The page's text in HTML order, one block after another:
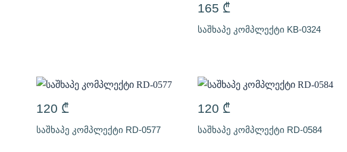
165 ₾
საშხაპე კომპლექტი KB-0324
120 ₾
საშხაპე კომპლექტი RD-0577
120 ₾
საშხაპე კომპლექტი RD-0584